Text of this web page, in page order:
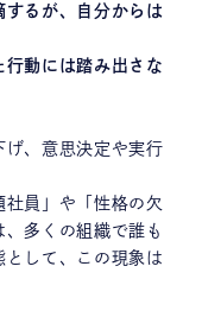
するが、自分からは
行動には踏み出さな
げ、意思決定や実行
社員」や「性格の欠
多くの組織で誰も
して、この現象は